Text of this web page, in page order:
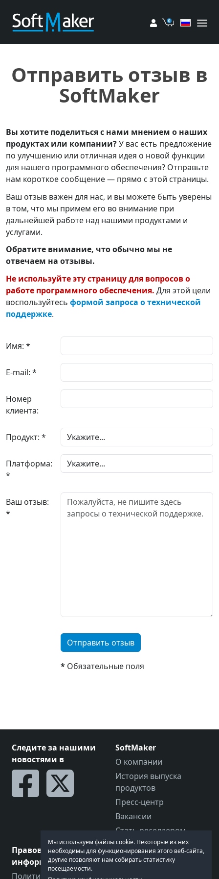
Мой аккаунт
Корзина
Отправить отзыв в
SoftMaker
Вы хотите поделиться с нами мнением о наших
продуктах или компании?У вас есть предложение
по улучшению или отличная идея о новой функции
для нашего программного обеспечения? Отправьте
нам короткое сообщение — прямо с этой страницы.
Ваш отзыв важен для нас, и вы можете быть уверены
в том, что мы примем его во внимание при
дальнейшей работе над нашими продуктами и
услугами.
Обратите внимание, что обычно мы не
отвечаем на отзывы.
Не используйте эту страницу для вопросов о
работе программного обеспечения. Для этой цели
воспользуйтесь формой запроса о технической
поддержке.
Имя: *
E-mail: *
Номер
клиента:
Продукт: *
Платформа:
*
Ваш отзыв:
*
Отправить отзыв
* Обязательные поля
Мы используем файлы cookie. Некоторые из них
необходимы для функционирования этого веб-сайта,
другие позволяют нам собирать статистику
посещаемости.
Следите за нашими
новостями в
SoftMaker
О компании
История выпуска
продуктов
Пресс-центр
Вакансии
Стать реселлером
Правовая
информация
Политика
Давайте поговорим
Обратная связь